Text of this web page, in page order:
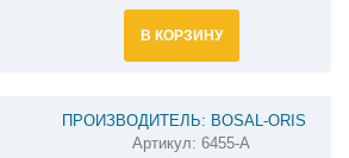
В КОРЗИНУ
ПРОИЗВОДИТЕЛЬ: BOSAL-ORIS
ФАРКОП НА SSANG YONG ACTYON
Артикул: 6455-A